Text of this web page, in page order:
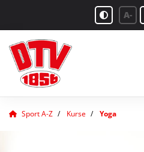
A-
Sport A-Z Kurse Yoga